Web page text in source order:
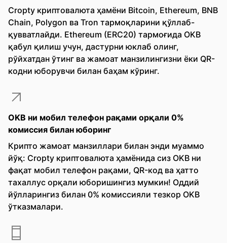
Cropty криптовалюта ҳамёни Bitcoin, Ethereum, BNB
Chain, Polygon ва Tron тармоқларини қўллаб-
қувватлайди. Ethereum (ERC20) тармоғида OKB
қабул қилиш учун, дастурни юклаб олинг,
рўйхатдан ўтинг ва жамоат манзилингизни ёки QR-
кодни юборувчи билан баҳам кўринг.
OKB ни мобил телефон рақами орқали 0%
комиссия билан юборинг
Крипто жамоат манзиллари билан энди муаммо
йўқ: Cropty криптовалюта ҳамёнида сиз OKB ни
фақат мобил телефон рақами, QR-код ва ҳатто
тахаллус орқали юборишингиз мумкин! Оддий
йўлларингиз билан 0% комиссияли тезкор OKB
ўтказмалари.